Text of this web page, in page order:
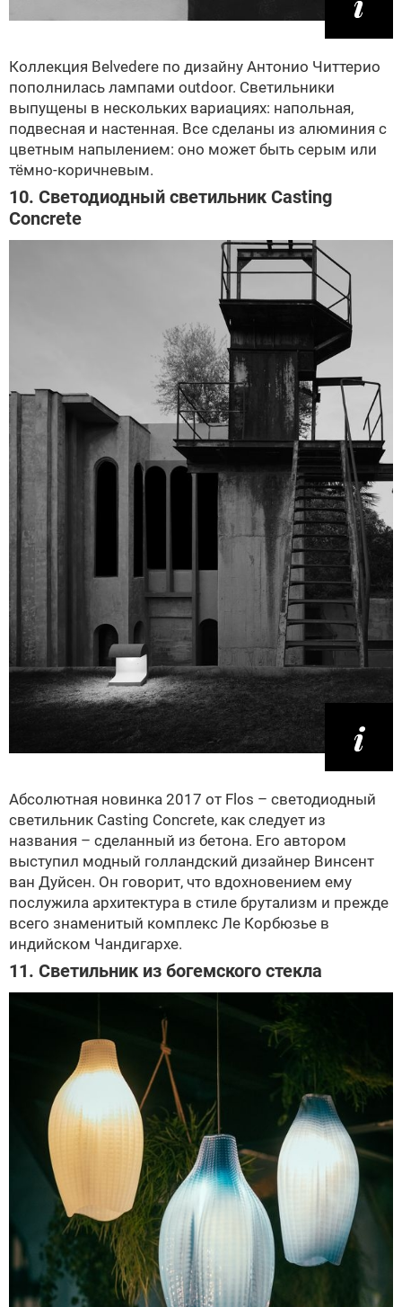
Коллекция Belvedere по дизайну Антонио Читтерио
пополнилась лампами outdoor. Светильники
выпущены в нескольких вариациях: напольная,
подвесная и настенная. Все сделаны из алюминия с
цветным напылением: оно может быть серым или
тёмно-коричневым.
10. Светодиодный светильник Casting
Concrete
Абсолютная новинка 2017 от Flos – светодиодный
светильник Casting Concrete, как следует из
названия – сделанный из бетона. Его автором
выступил модный голландский дизайнер Винсент
ван Дуйсен. Он говорит, что вдохновением ему
послужила архитектура в стиле брутализм и прежде
всего знаменитый комплекс Ле Корбюзье в
индийском Чандигархе.
11. Светильник из богемского стекла